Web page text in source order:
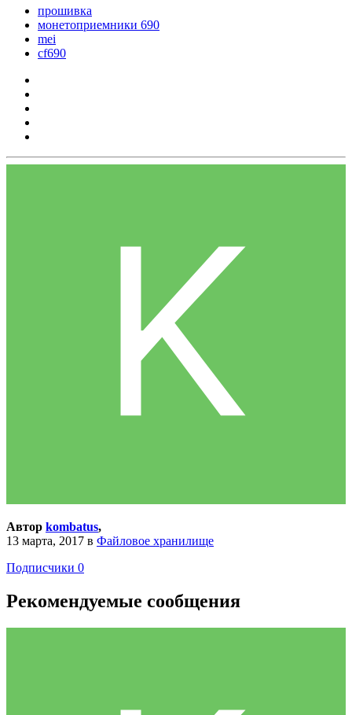
прошивка
монетоприемники 690
mei
cf690
Автор kombatus,
13 марта, 2017 в Файловое хранилище
Подписчики 0
Рекомендуемые сообщения